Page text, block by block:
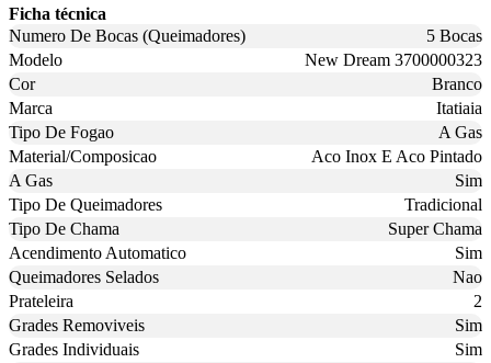
Ficha técnica
Numero De Bocas (Queimadores)
5 Bocas
Modelo
New Dream 3700000323
Cor
Branco
Marca
Itatiaia
Tipo De Fogao
A Gas
Material/Composicao
Aco Inox E Aco Pintado
A Gas
Sim
Tipo De Queimadores
Tradicional
Tipo De Chama
Super Chama
Acendimento Automatico
Sim
Queimadores Selados
Nao
Prateleira
2
Grades Removiveis
Sim
Grades Individuais
Sim